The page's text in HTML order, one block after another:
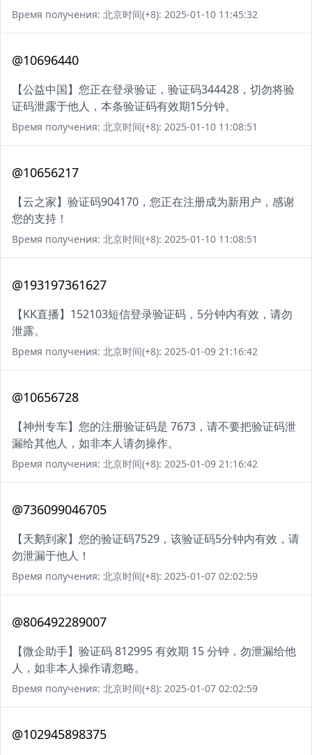
Время получения: 北京时间(+8): 2025-01-10 11:45:32
@10696440
【公益中国】您正在登录验证，验证码344428，切勿将验
证码泄露于他人，本条验证码有效期15分钟。
Время получения: 北京时间(+8): 2025-01-10 11:08:51
@10656217
【云之家】验证码904170，您正在注册成为新用户，感谢
您的支持！
Время получения: 北京时间(+8): 2025-01-10 11:08:51
@193197361627
【KK直播】152103短信登录验证码，5分钟内有效，请勿
泄露。
Время получения: 北京时间(+8): 2025-01-09 21:16:42
@10656728
【神州专车】您的注册验证码是 7673，请不要把验证码泄
漏给其他人，如非本人请勿操作。
Время получения: 北京时间(+8): 2025-01-09 21:16:42
@736099046705
【天鹅到家】您的验证码7529，该验证码5分钟内有效，请
勿泄漏于他人！
Время получения: 北京时间(+8): 2025-01-07 02:02:59
@806492289007
【微企助手】验证码 812995 有效期 15 分钟，勿泄漏给他
人，如非本人操作请忽略。
Время получения: 北京时间(+8): 2025-01-07 02:02:59
@102945898375